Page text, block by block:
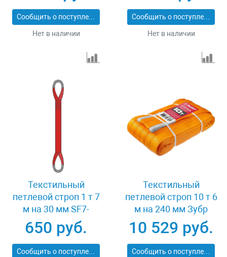
Сообщить о поступлении
Нет в наличии
Сообщить о поступлении
Нет в наличии
Текстильный
петлевой строп 1 т 7
м на 30 мм SF7-
СТП-1-7
650 руб.
Сообщить о поступлении
Текстильный
петлевой строп 10 т 6
м на 240 мм Зубр
43559-10-6
10 529 руб.
Сообщить о поступлении